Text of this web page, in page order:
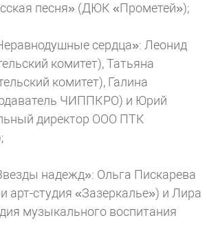
песня» (ДЮК «Прометей»);
сердца»: Леонид
комитет), Татьяна
комитет), Галина
ЧИППКРО) и Юрий
директор ООО ПТК
надежд»: Ольга Пискарева
арт-студия «Зазеркалье») и Лира
музыкального воспитания